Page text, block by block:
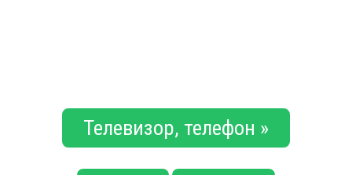
Телевизор, телефон »